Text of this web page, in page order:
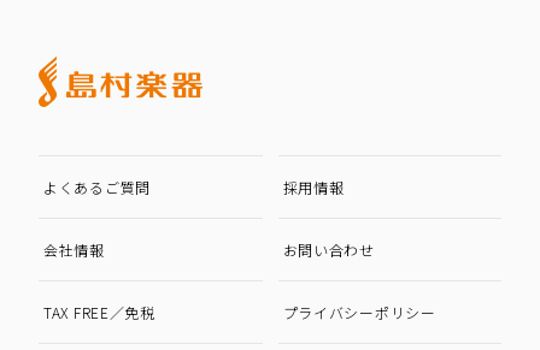
よくあるご質問 採用情報
会社情報 お問い合わせ
TAX FREE／免税 プライバシーポリシー